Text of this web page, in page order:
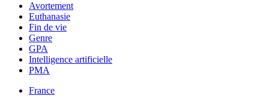
Avortement
Euthanasie
Fin de vie
Genre
GPA
Intelligence artificielle
PMA
France